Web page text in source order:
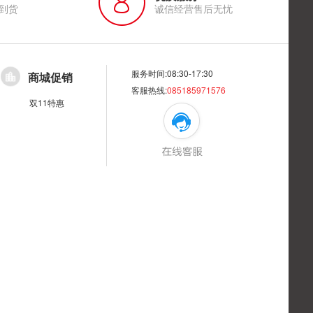
货 诚信经营售后无忧
商城促销
双11特惠
服务时间:08:30-17:30
客服热线:085185971576